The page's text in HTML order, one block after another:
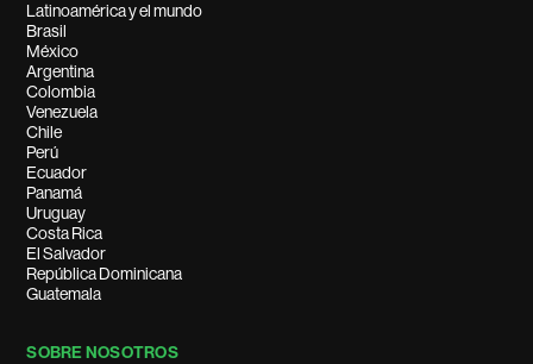
Latinoamérica y el mundo
Brasil
México
Argentina
Colombia
Venezuela
Chile
Perú
Ecuador
Panamá
Uruguay
Costa Rica
El Salvador
República Dominicana
Guatemala
SOBRE NOSOTROS